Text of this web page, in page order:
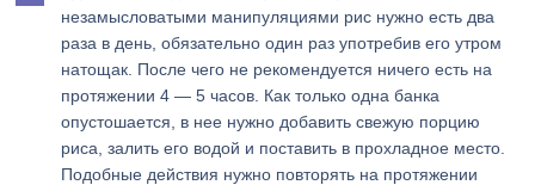
незамысловатыми манипуляциями рис нужно есть два
раза в день, обязательно один раз употребив его утром
натощак. После чего не рекомендуется ничего есть на
протяжении 4 — 5 часов. Как только одна банка
опустошается, в нее нужно добавить свежую порцию
риса, залить его водой и поставить в прохладное место.
Подобные действия нужно повторять на протяжении